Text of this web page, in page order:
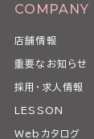
COMPANY
店舗情報
重要なお知らせ
採用・求人情報
LESSON
Webカタログ